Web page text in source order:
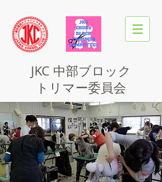
JKC 中部ブロック
トリマー委員会